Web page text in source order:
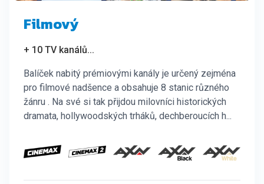
Filmový
+ 10 TV kanálů...
Balíček nabitý prémiovými kanály je určený zejména
pro filmové nadšence a obsahuje 8 stanic různého
žánru . Na své si tak přijdou milovníci historických
dramata, hollywoodských trháků, dechberoucích h...